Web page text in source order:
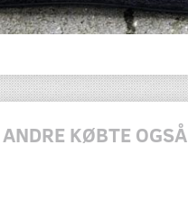
ANDRE KØBTE OGSÅ